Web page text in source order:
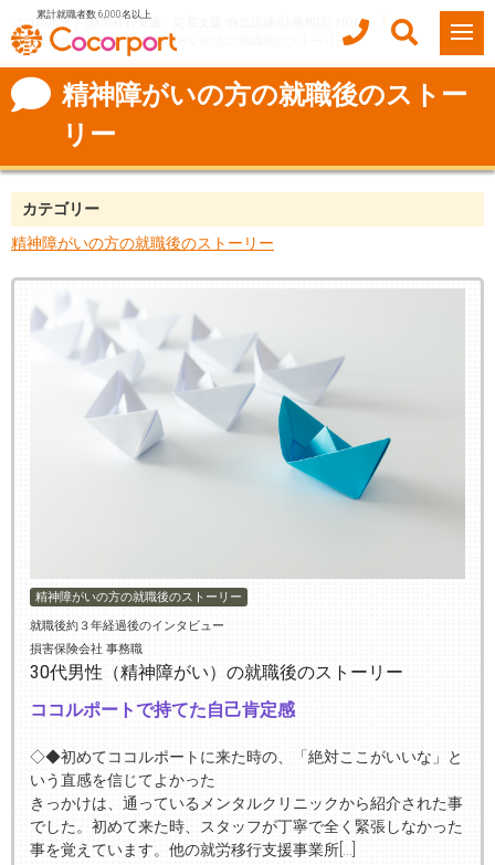
累計就職者数 6,000名以上
ココルポート(就労移行支援・定着支援/自立訓練/計画相談) HOME
就職後のストーリー
精神障がいの方の就職後のストーリー
精神障がいの方の就職後のストー
リー
カテゴリー
精神障がいの方の就職後のストーリー
精神障がいの方の就職後のストーリー
就職後約３年経過後のインタビュー
損害保険会社 事務職
30代男性（精神障がい）の就職後のストーリー
ココルポートで持てた自己肯定感
◇◆初めてココルポートに来た時の、「絶対ここがいいな」と
いう直感を信じてよかった
きっかけは、通っているメンタルクリニックから紹介された事
でした。初めて来た時、スタッフが丁寧で全く緊張しなかった
事を覚えています。他の就労移行支援事業所[…]